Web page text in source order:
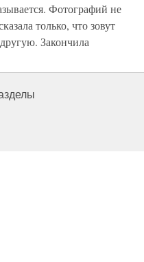
Фотографий не
только, что зовут
Закончила